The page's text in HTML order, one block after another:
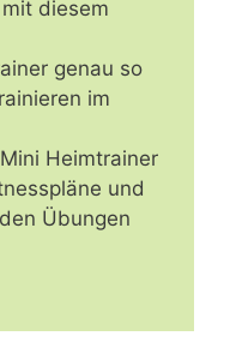
diesem
genau so
im
Heimtrainer
und
Übungen